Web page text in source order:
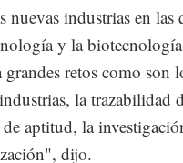
nuevas industrias en
y la
grandes retos como son
la trazabilidad
de aptitud, la
dijo.